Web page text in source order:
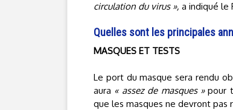
circulation du virus », a indiqué le
Quelles sont les principales
MASQUES ET TESTS
Le port du masque sera rendu
aura « assez de masques »pour
que les masques ne devront